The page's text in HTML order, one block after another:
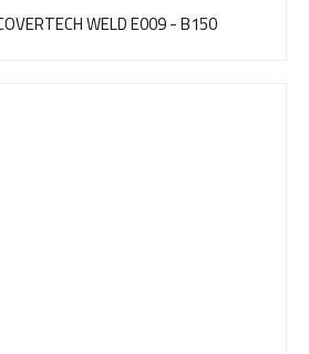
WELD E009 - B150